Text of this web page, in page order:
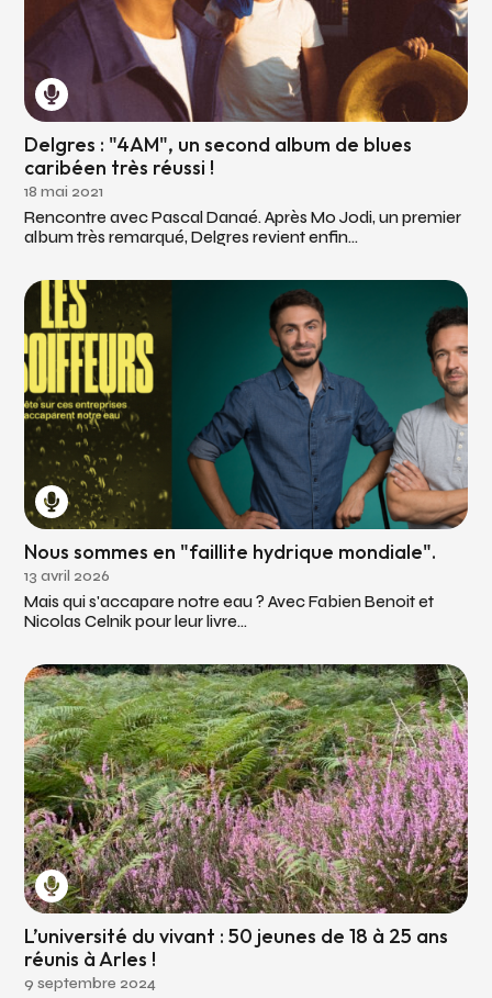
Delgres : "4AM", un second album de blues
caribéen très réussi !
18 mai 2021
Rencontre avec Pascal Danaé. Après Mo Jodi, un premier
album très remarqué, Delgres revient enfin...
Nous sommes en "faillite hydrique mondiale".
13 avril 2026
Mais qui s'accapare notre eau ? Avec Fabien Benoit et
Nicolas Celnik pour leur livre...
L’université du vivant : 50 jeunes de 18 à 25 ans
réunis à Arles !
9 septembre 2024